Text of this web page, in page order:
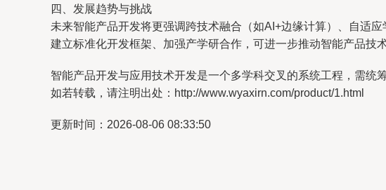
四、发展趋势与挑战
未来智能产品开发将更强调跨技术融合（如AI+边缘计算）、自适
建立标准化开发框架、加强产学研合作，可进一步推动智能产品技
智能产品开发与应用技术开发是一个多学科交叉的系统工程，需统
如若转载，请注明出处：http://www.wyaxirn.com/product/1.html
更新时间：2026-08-06 08:33:50